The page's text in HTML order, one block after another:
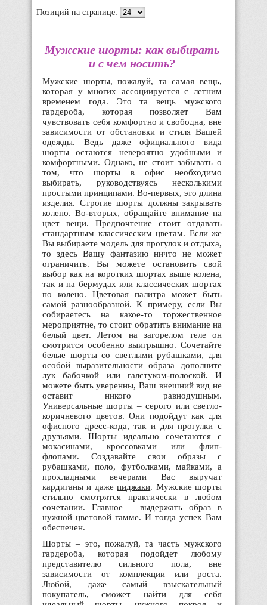
Позиций на странице:
Мужские шорты: как выбирать
и с чем носить?
Мужские шорты, пожалуй, та самая вещь,
которая у многих ассоциируется с летним
временем года. Это та вещь мужского
гардероба, которая позволяет Вам
чувствовать себя комфортно и свободна, вне
зависимости от обстановки и стиля Вашей
одежды. Ведь даже официального вида
шорты остаются невероятно удобными и
комфортными. Однако, не стоит забывать о
том, что шорты в офис необходимо
выбирать, руководствуясь несколькими
простыми принципами. Во-первых, это длина
изделия. Строгие шорты должны закрывать
колено. Во-вторых, обращайте внимание на
цвет вещи. Предпочтение стоит отдавать
стандартным классическим цветам. Если же
Вы выбираете модель для прогулок и отдыха,
то здесь Вашу фантазию ничто не может
ограничить. Вы можете остановить свой
выбор как на коротких шортах выше колена,
так и на бермудах или классических шортах
по колено. Цветовая палитра может быть
самой разнообразной. К примеру, если Вы
собираетесь на какое-то торжественное
мероприятие, то стоит обратить внимание на
белый цвет. Летом на загорелом теле он
смотрится особенно выигрышно. Сочетайте
белые шорты со светлыми рубашками, для
особой выразительности образа дополните
лук бабочкой или галстуком-полоской. И
можете быть уверенны, Ваш внешний вид не
оставит никого равнодушным.
Универсальные шорты – серого или светло-
коричневого цветов. Они подойдут как для
офисного дресс-кода, так и для прогулки с
друзьями. Шорты идеально сочетаются с
мокасинами, кроссовками или флип-
флопами. Создавайте свои образы с
рубашками, поло, футболками, майками, а
прохладными вечерами Вас выручат
кардиганы и дажепиджаки. Мужские шорты
стильно смотрятся практически в любом
сочетании. Главное – выдержать образ в
нужной цветовой гамме. И тогда успех Вам
обеспечен.
Шорты – это, пожалуй, та часть мужского
гардероба, которая подойдет любому
представителю сильного пола, вне
зависимости от комплекции или роста.
Любой, даже самый взыскательный
покупатель, сможет найти для себя